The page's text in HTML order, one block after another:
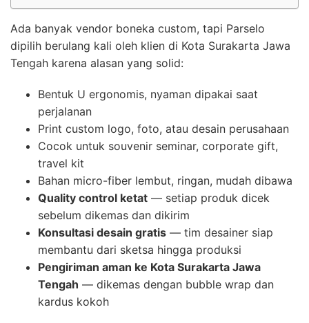
Ada banyak vendor boneka custom, tapi Parselo
dipilih berulang kali oleh klien di Kota Surakarta Jawa
Tengah karena alasan yang solid:
Bentuk U ergonomis, nyaman dipakai saat
perjalanan
Print custom logo, foto, atau desain perusahaan
Cocok untuk souvenir seminar, corporate gift,
travel kit
Bahan micro-fiber lembut, ringan, mudah dibawa
Quality control ketat — setiap produk dicek
sebelum dikemas dan dikirim
Konsultasi desain gratis — tim desainer siap
membantu dari sketsa hingga produksi
Pengiriman aman ke Kota Surakarta Jawa
Tengah — dikemas dengan bubble wrap dan
kardus kokoh